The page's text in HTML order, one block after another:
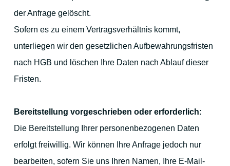
der Anfrage gelöscht.
Sofern es zu einem Vertragsverhältnis kommt,
unterliegen wir den gesetzlichen Aufbewahrungsfristen
nach HGB und löschen Ihre Daten nach Ablauf dieser
Fristen.
Bereitstellung vorgeschrieben oder erforderlich:
Die Bereitstellung Ihrer personenbezogenen Daten
erfolgt freiwillig. Wir können Ihre Anfrage jedoch nur
bearbeiten, sofern Sie uns Ihren Namen, Ihre E-Mail-